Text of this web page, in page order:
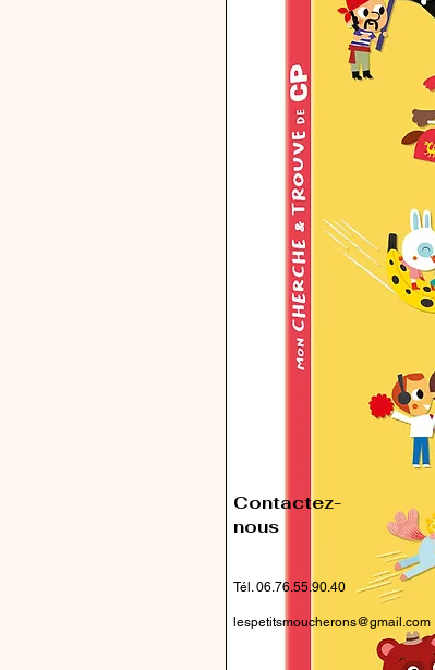
Contactez-
nous
Tél. 06.76.55.90.40
lespetitsmoucherons@gmail.com